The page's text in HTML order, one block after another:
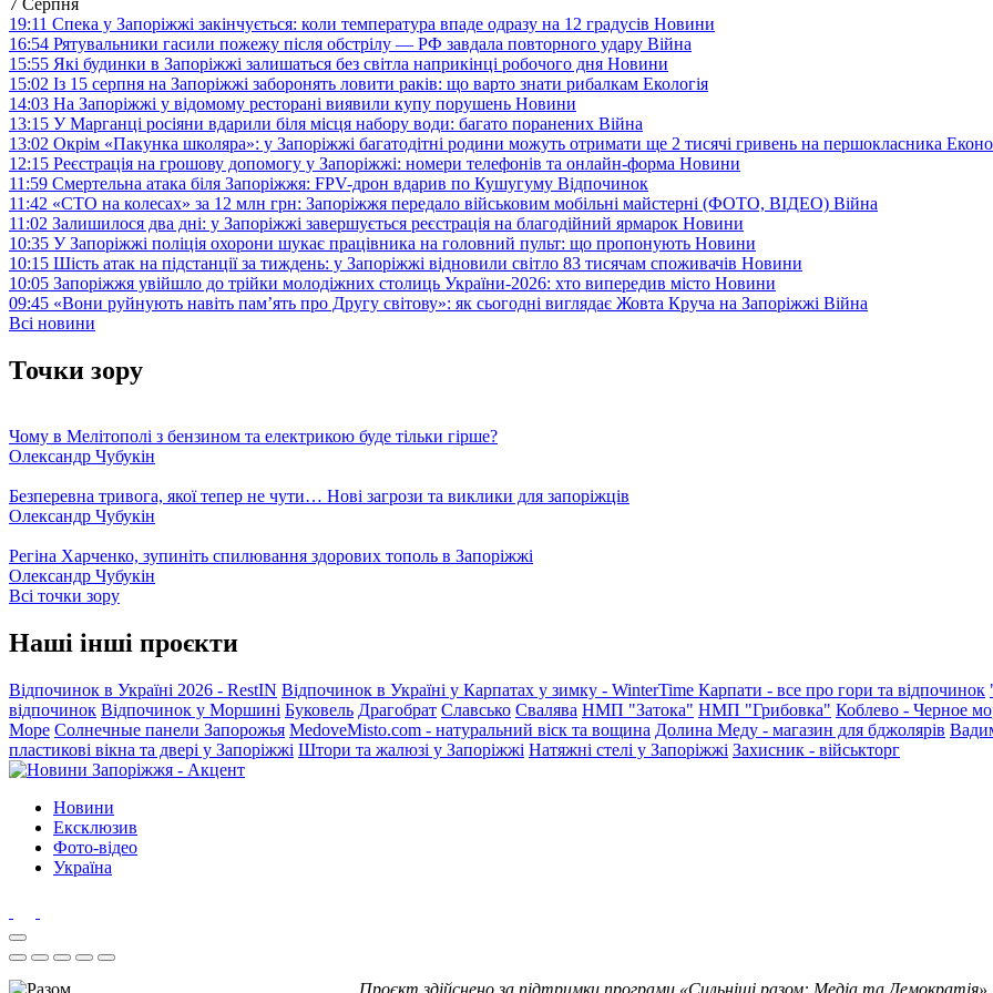
19:11 Спека у Запоріжжі закінчується: коли температура впаде одразу на 12 градусів Новини
16:54 Рятувальники гасили пожежу після обстрілу — РФ завдала повторного удару Війна
15:55 Які будинки в Запоріжжі залишаться без світла наприкінці робочого дня Новини
15:02 Із 15 серпня на Запоріжжі заборонять ловити раків: що варто знати рибалкам Екологія
14:03 На Запоріжжі у відомому ресторані виявили купу порушень Новини
13:15 У Марганці росіяни вдарили біля місця набору води: багато поранених Війна
13:02 Окрім «Пакунка школяра»: у Запоріжжі багатодітні родини можуть отримати ще 2 тисячі гривень на першокласника
12:15 Реєстрація на грошову допомогу у Запоріжжі: номери телефонів та онлайн-форма Новини
11:59 Смертельна атака біля Запоріжжя: FPV-дрон вдарив по Кушугуму Відпочинок
11:42 «СТО на колесах» за 12 млн грн: Запоріжжя передало військовим мобільні майстерні (ФОТО, ВІДЕО) Війна
11:02 Залишилося два дні: у Запоріжжі завершується реєстрація на благодійний ярмарок Новини
10:35 У Запоріжжі поліція охорони шукає працівника на головний пульт: що пропонують Новини
10:15 Шість атак на підстанції за тиждень: у Запоріжжі відновили світло 83 тисячам споживачів Новини
10:05 Запоріжжя увійшло до трійки молодіжних столиць України-2026: хто випередив місто Новини
09:45 «Вони руйнують навіть пам’ять про Другу світову»: як сьогодні виглядає Жовта Круча на Запоріжжі Війна
Всі новини
Точки зору
Чому в Мелітополі з бензином та електрикою буде тільки гірше?
Олександр Чубукін
Безперевна тривога, якої тепер не чути… Нові загрози та виклики для запоріжців
Олександр Чубукін
Регіна Харченко, зупиніть спилювання здорових тополь в Запоріжжі
Олександр Чубукін
Всі точки зору
Наші інші проєкти
Відпочинок в Україні 2026 - RestIN Відпочинок в Україні у Карпатах у зимку - WinterTime Карпати - все про гори та відпочинок
відпочинок Відпочинок у Моршині Буковель Драгобрат Славсько Свалява НМП "Затока" НМП "Грибовка" Коблево - Черное
Море Солнечные панели Запорожья MedoveMisto.com - натуральний віск та вощина Долина Меду - магазин для бджолярів
пластикові вікна та двері у Запоріжжі Штори та жалюзі у Запоріжжі Натяжні стелі у Запоріжжі Захисник - військторг
Новини
Ексклюзив
Фото-відео
Україна